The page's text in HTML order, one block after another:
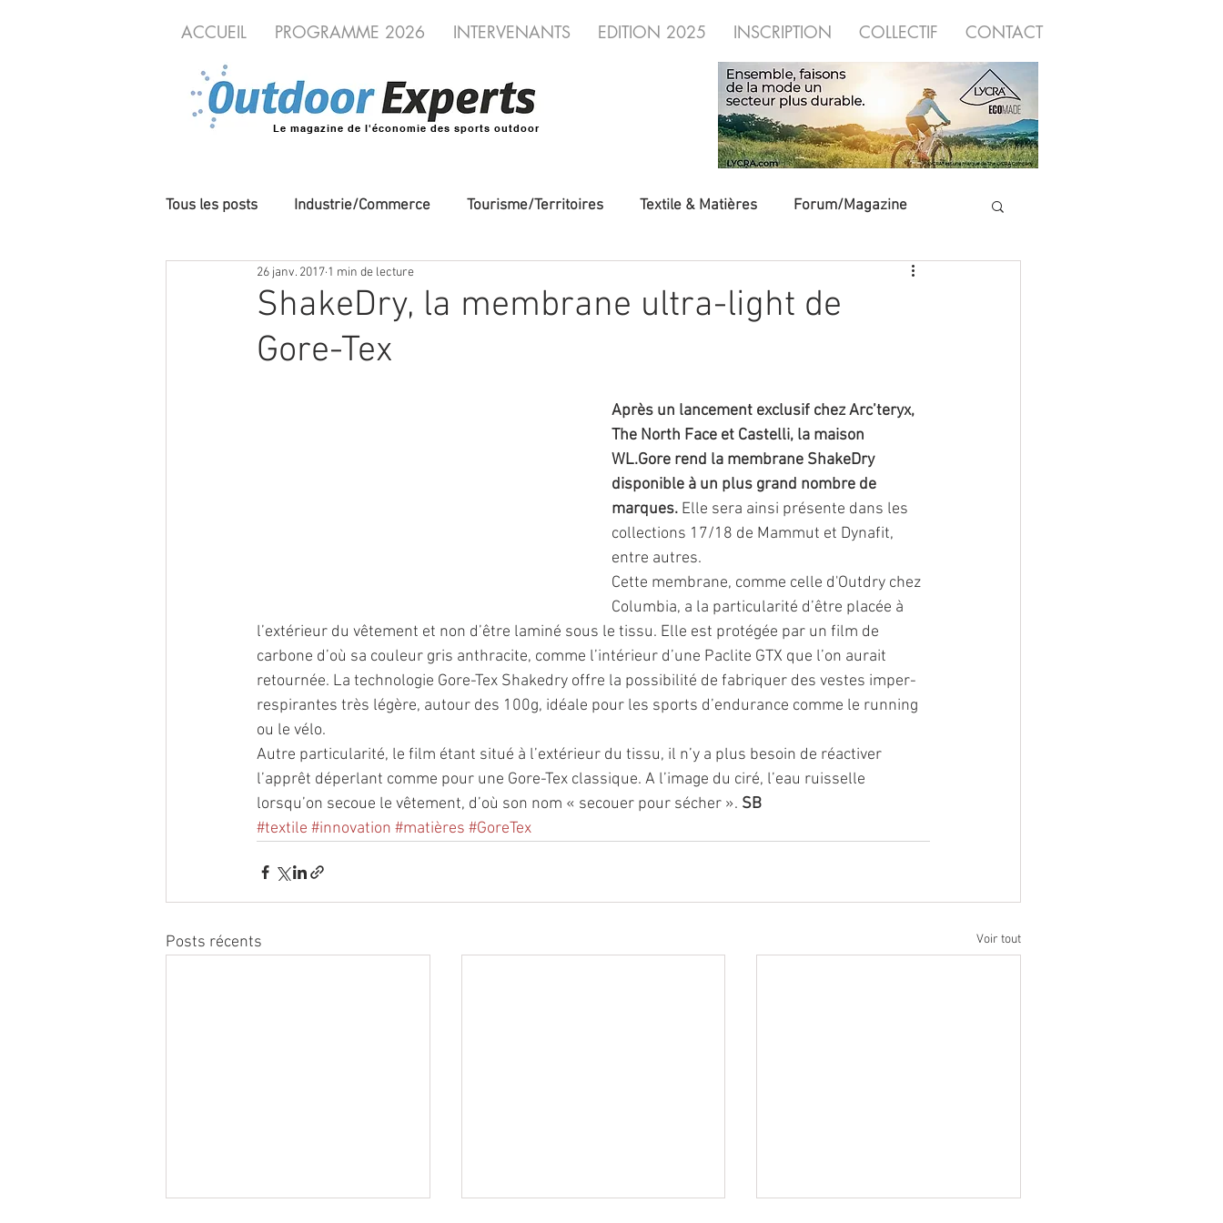
ACCUEIL PROGRAMME 2026 INTERVENANTS EDITION 2025 INSCRIPTION COLLECTIF CONTACT
Le magazine de l'économie des sports outdoor
Tous les posts Industrie/Commerce Tourisme/Territoires Textile & Matières Forum/Magazine
Cycles/VAE Produits/Nouveautés Salles d'escalade
Evénements Territoires outdoor
ShakeDry, la membrane ultra-light de
Gore-Tex
26 janv. 2017 1 min de lecture
Après un lancement exclusif chez Arc’teryx,
The North Face et Castelli, la maison
WL.Gore rend la membrane ShakeDry
disponible à un plus grand nombre de
marques. Elle sera ainsi présente dans les
collections 17/18 de Mammut et Dynafit,
entre autres.
Cette membrane, comme celle d'Outdry chez
Columbia, a la particularité d’être placée à
l’extérieur du vêtement et non d’être laminé sous le tissu. Elle est protégée par un film de
carbone d’où sa couleur gris anthracite, comme l’intérieur d’une Paclite GTX que l’on aurait
retournée. La technologie Gore-Tex Shakedry offre la possibilité de fabriquer des vestes imper-
respirantes très légère, autour des 100g, idéale pour les sports d’endurance comme le running
ou le vélo.
Autre particularité, le film étant situé à l’extérieur du tissu, il n’y a plus besoin de réactiver
l’apprêt déperlant comme pour une Gore-Tex classique. A l’image du ciré, l’eau ruisselle
lorsqu’on secoue le vêtement, d’où son nom « secouer pour sécher ». SB
#textile #innovation #matières #GoreTex
Posts récents Voir tout